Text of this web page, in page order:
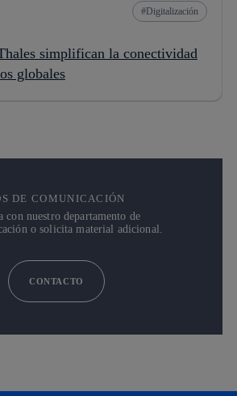
Digitalización
simplifican la conectividad
globales
DE COMUNICACIÓN
con nuestro departamento de
o solicita material adicional.
CONTACTO